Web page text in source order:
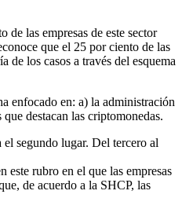
las empresas de este sector
que el 25 por ciento de las
de los casos a través del esquema
enfocado en: a) la administración
destacan las criptomonedas.
segundo lugar. Del tercero al
rubro en el que las empresas
de acuerdo a la SHCP, las